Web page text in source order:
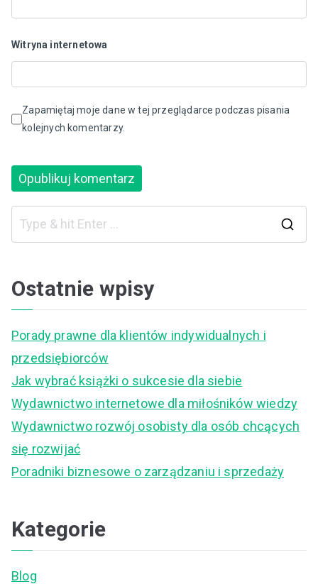
Witryna internetowa
Zapamiętaj moje dane w tej przeglądarce podczas pisania
kolejnych komentarzy.
Ostatnie wpisy
Porady prawne dla klientów indywidualnych i
przedsiębiorców
Jak wybrać książki o sukcesie dla siebie
Wydawnictwo internetowe dla miłośników wiedzy
Wydawnictwo rozwój osobisty dla osób chcących
się rozwijać
Poradniki biznesowe o zarządzaniu i sprzedaży
Kategorie
Blog